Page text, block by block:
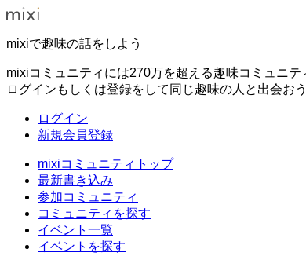
mixiで趣味の話をしよう
mixiコミュニティには270万を超える趣味コミュニテ
ログインもしくは登録をして同じ趣味の人と出会お
ログイン
新規会員登録
mixiコミュニティトップ
最新書き込み
参加コミュニティ
コミュニティを探す
イベント一覧
イベントを探す